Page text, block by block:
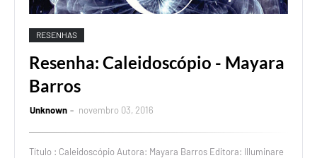
RESENHAS
Resenha: Caleidoscópio - Mayara
Barros
Unknown novembro 03, 2016
Título : Caleidoscópio Autora: Mayara Barros Editora: Illuminare